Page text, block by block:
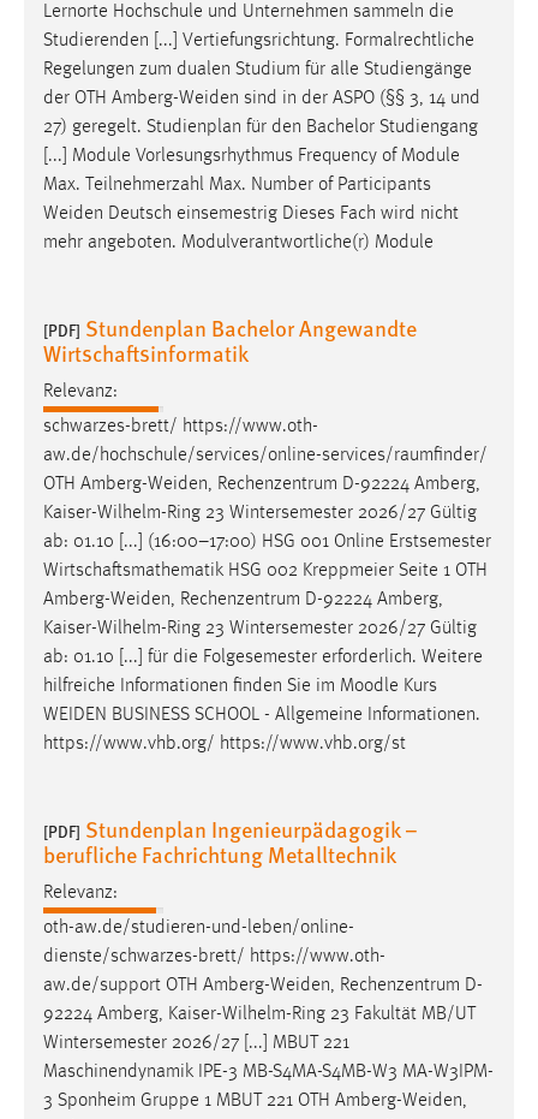
Lernorte Hochschule und Unternehmen sammeln die
Studierenden [...] Vertiefungsrichtung. Formalrechtliche
Regelungen zum dualen Studium für alle Studiengänge
der OTH Amberg-Weiden sind in der ASPO (§§ 3, 14 und
27) geregelt. Studienplan für den Bachelor Studiengang
[...] Module Vorlesungsrhythmus Frequency of Module
Max. Teilnehmerzahl Max. Number of Participants
Weiden Deutsch einsemestrig Dieses Fach wird nicht
mehr angeboten. Modulverantwortliche(r) Module
[PDF] Stundenplan Bachelor Angewandte
Wirtschaftsinformatik
Relevanz:
schwarzes-brett/ https://www.oth-
aw.de/hochschule/services/online-services/raumfinder/
OTH Amberg-Weiden, Rechenzentrum D-92224 Amberg,
Kaiser-Wilhelm-Ring 23 Wintersemester 2026/27 Gültig
ab: 01.10 [...] (16:00–17:00) HSG 001 Online Erstsemester
Wirtschaftsmathematik HSG 002 Kreppmeier Seite 1 OTH
Amberg-Weiden, Rechenzentrum D-92224 Amberg,
Kaiser-Wilhelm-Ring 23 Wintersemester 2026/27 Gültig
ab: 01.10 [...] für die Folgesemester erforderlich. Weitere
hilfreiche Informationen finden Sie im Moodle Kurs
WEIDEN BUSINESS SCHOOL - Allgemeine Informationen.
https://www.vhb.org/ https://www.vhb.org/st
[PDF] Stundenplan Ingenieurpädagogik –
berufliche Fachrichtung Metalltechnik
Relevanz:
oth-aw.de/studieren-und-leben/online-
dienste/schwarzes-brett/ https://www.oth-
aw.de/support OTH Amberg-Weiden, Rechenzentrum D-
92224 Amberg, Kaiser-Wilhelm-Ring 23 Fakultät MB/UT
Wintersemester 2026/27 [...] MBUT 221
Maschinendynamik IPE-3 MB-S4MA-S4MB-W3 MA-W3IPM-
3 Sponheim Gruppe 1 MBUT 221 OTH Amberg-Weiden,